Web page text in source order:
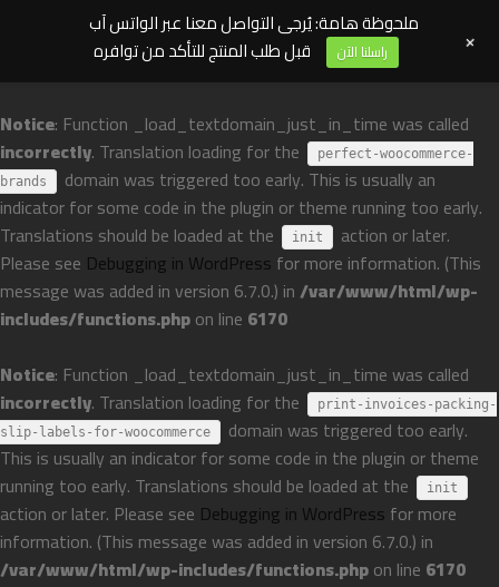
Notice: Function _load_textdomain_just_in_time was called
incorrectly. Translation loading for the
perfect-woocommerce-
brands
domain was triggered too early. This is usually an
indicator for some code in the plugin or theme running too early.
Translations should be loaded at the
init
action or later.
Please see Debugging in WordPress for more information. (This
message was added in version 6.7.0.) in/var/www/html/wp-
includes/functions.phpon line 6170
Notice: Function _load_textdomain_just_in_time was called
incorrectly. Translation loading for the
print-invoices-packing-
slip-labels-for-woocommerce
domain was triggered too early.
This is usually an indicator for some code in the plugin or theme
running too early. Translations should be loaded at the
init
action or later. Please see Debugging in WordPress for more
information. (This message was added in version 6.7.0.) in
/var/www/html/wp-includes/functions.phpon line 6170
ملحوظة هامة: يُرجى التواصل معنا عبر الواتس آب
قبل طلب المنتج للتأكد من توافره
راسلنا الآن +